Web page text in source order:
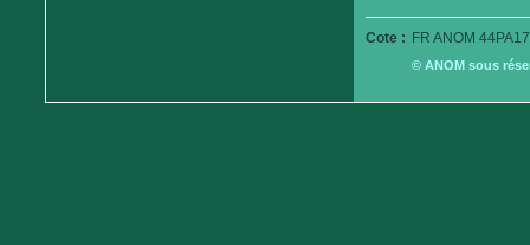
Cote : FR ANOM
© ANOM sous